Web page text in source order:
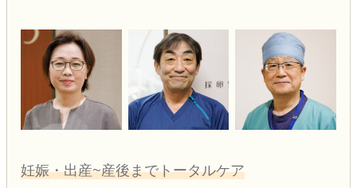
妊娠・出産~産後までトータルケア